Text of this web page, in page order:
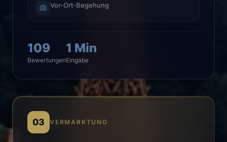
Vor-Ort-Begehung
109
Bewertungen
1 Min
Eingabe
03 VERMARKTUNG